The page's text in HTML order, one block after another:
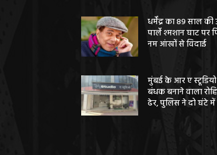
धर्मेंद्र का 89 साल की
पार्ले श्मशान घाट पर
नम आंखों से विदाई
मुंबई के आर ए
बंधक बनाने वाला
ढेर, पुलिस ने दो घंटे